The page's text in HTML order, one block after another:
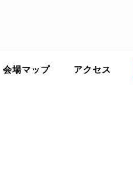
会場マップ アクセス